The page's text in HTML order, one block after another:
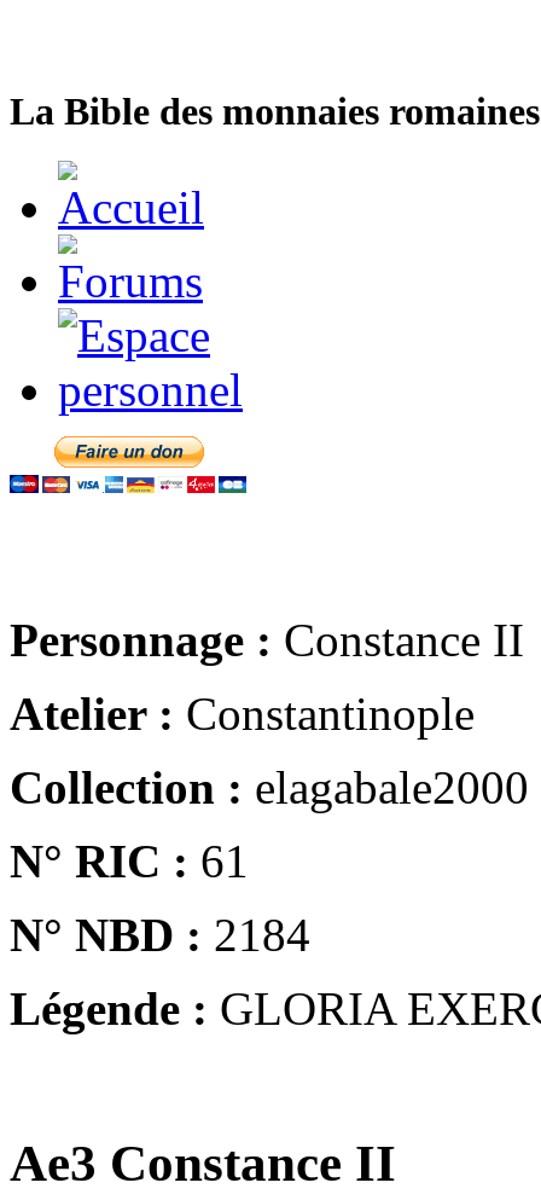
La Bible des monnaies
Personnage : Constance II
Atelier : Constantinople
Collection : elagabale2000
N° RIC : 61
N° NBD : 2184
Légende : GLORIA
Ae3 Constance II